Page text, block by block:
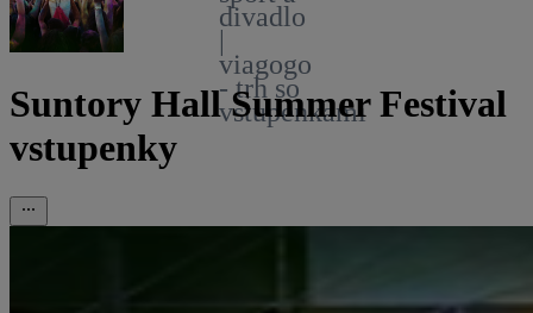
divadlo
|
viagogo
- trh so
vstupenkami
Suntory Hall Summer Festival
vstupenky